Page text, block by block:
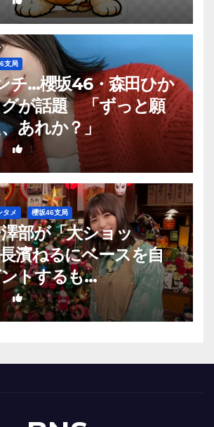
支局
チ…櫻坂46・森田ひか
グが話題 「ずっと願
あれか？」
1
タメ 櫻坂46支局
部が「大ショッ
濱ねるにベースを自
トするも…
1